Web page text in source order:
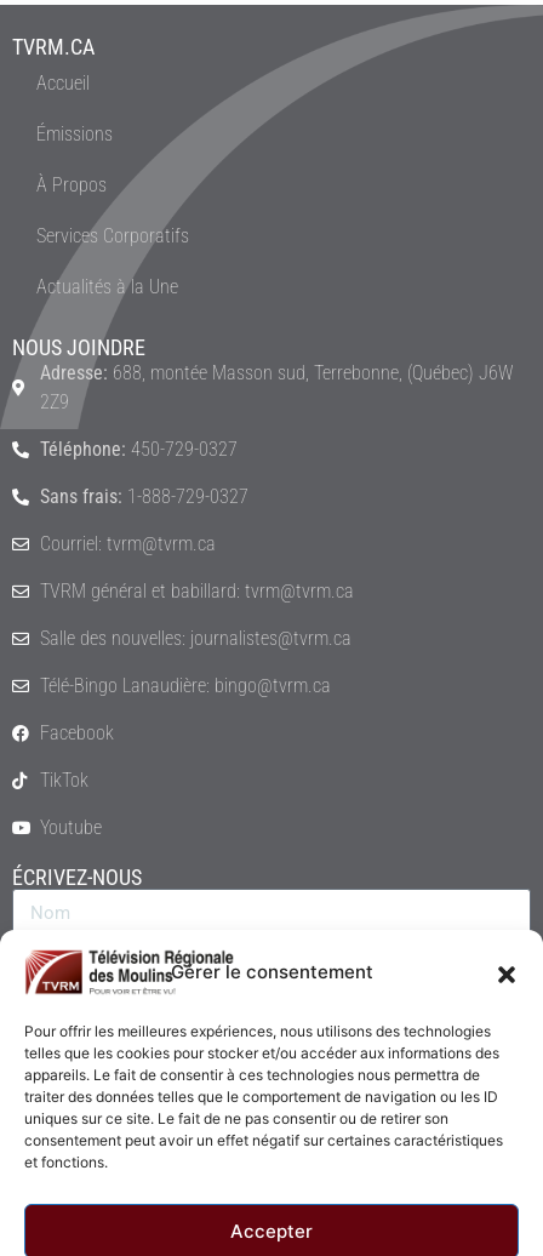
Gérer le consentement
Pour offrir les meilleures expériences, nous utilisons des technologies
telles que les cookies pour stocker et/ou accéder aux informations des
appareils. Le fait de consentir à ces technologies nous permettra de
traiter des données telles que le comportement de navigation ou les ID
uniques sur ce site. Le fait de ne pas consentir ou de retirer son
consentement peut avoir un effet négatif sur certaines caractéristiques
et fonctions.
Accepter
TVRM.CA
Accueil
Émissions
À Propos
Services Corporatifs
Actualités à la Une
NOUS JOINDRE
Adresse: 688, montée Masson sud, Terrebonne, (Québec) J6W
2Z9
Téléphone: 450-729-0327
Sans frais: 1-888-729-0327
Courriel: tvrm@tvrm.ca
TVRM général et babillard: tvrm@tvrm.ca
Salle des nouvelles: journalistes@tvrm.ca
Télé-Bingo Lanaudière: bingo@tvrm.ca
Facebook
TikTok
Youtube
ÉCRIVEZ-NOUS